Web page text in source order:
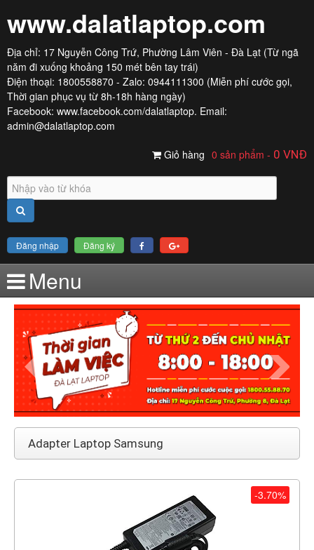
www.dalatlaptop.com
Địa chỉ: 17 Nguyễn Công Trứ, Phường Lâm Viên - Đà Lạt (Từ ngã
năm đi xuống khoảng 150 mét bên tay trái)
Điện thoại: 1800558870 - Zalo: 0944111300 (Miễn phí cước gọi,
Thời gian phục vụ từ 8h-18h hàng ngày)
Facebook: www.facebook.com/dalatlaptop. Email:
admin@dalatlaptop.com
Giỏ hàng 0 sản phẩm - 0 VNĐ
Đăng nhập Đăng ký
Menu
Adapter Laptop Samsung
-3.70%